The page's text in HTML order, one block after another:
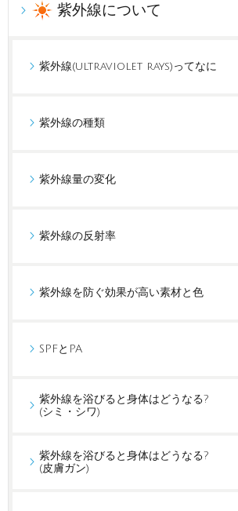
紫外線について
紫外線(ultraviolet rays)ってなに
紫外線の種類
紫外線量の変化
紫外線の反射率
紫外線を防ぐ効果が高い素材と色
SPFとPA
紫外線を浴びると身体はどうなる?
(シミ・シワ)
紫外線を浴びると身体はどうなる?
(皮膚ガン)